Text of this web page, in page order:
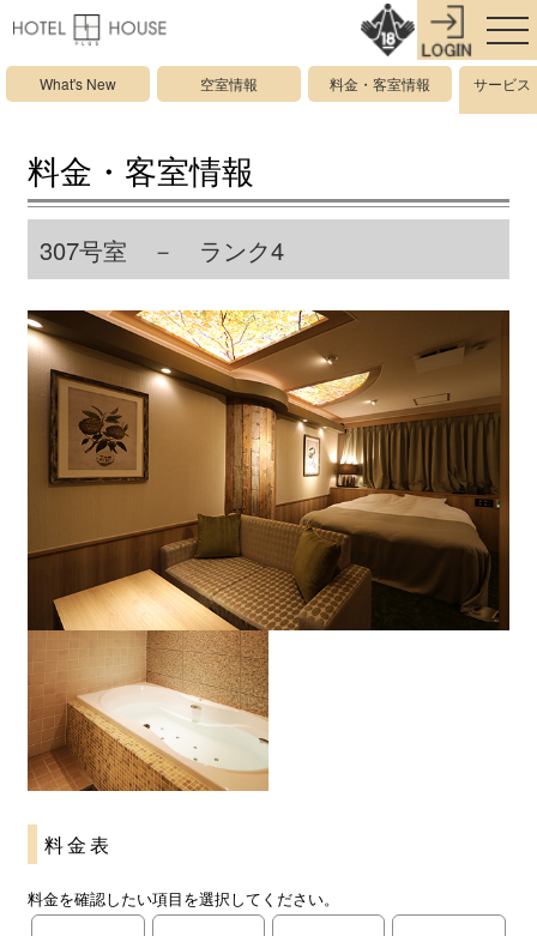
What's New 空室情報 料金・客室情報
サービス
報
料金・客室情報
307号室 － ランク4
料金表
料金を確認したい項目を選択してください。